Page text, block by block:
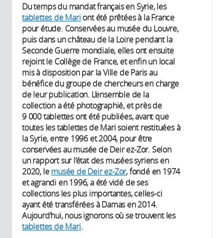
Du temps du mandat français en Syrie, les
tablettes de Mari ont été prêtées à la France
pour étude. Conservées au musée du Louvre,
puis dans un château de la Loire pendant la
Seconde Guerre mondiale, elles ont ensuite
rejoint le Collège de France, et enfin un local
mis à disposition par la Ville de Paris au
bénéfice du groupe de chercheurs en charge
de leur publication. L’ensemble de la
collection a été photographié, et près de
9 000 tablettes ont été publiées, avant que
toutes les tablettes de Mari soient restituées à
la Syrie, entre 1996 et 2004, pour être
conservées au musée de Deir ez-Zor. Selon
un rapport sur l’état des musées syriens en
2020, lemusée de Deir ez-Zor, fondé en 1974
et agrandi en 1996, a été vidé de ses
collections les plus importantes, celles-ci
ayant été transférées à Damas en 2014.
Aujourd’hui, nous ignorons où se trouvent les
tablettes de Mari.